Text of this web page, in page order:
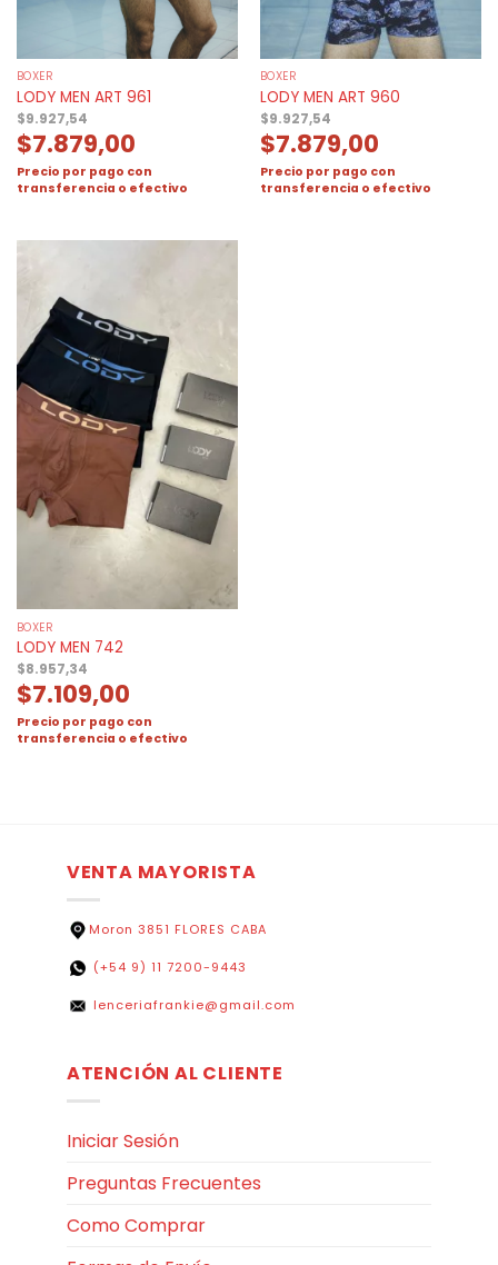
BOXER
LODY MEN ART 961
$9.927,54
$7.879,00
Precio por pago con
transferencia o efectivo
BOXER
LODY MEN ART 960
$9.927,54
$7.879,00
Precio por pago con
transferencia o efectivo
BOXER
LODY MEN 742
$8.957,34
$7.109,00
Precio por pago con
transferencia o efectivo
VENTA MAYORISTA
Moron 3851 FLORES CABA
(+54 9) 11 7200-9443
lenceriafrankie@gmail.com
ATENCIÓN AL CLIENTE
Iniciar Sesión
Preguntas Frecuentes
Como Comprar